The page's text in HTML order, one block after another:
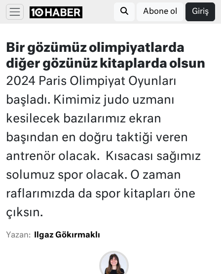
Abone ol Giriş
Bir gözümüz olimpiyatlarda
diğer gözünüz kitaplarda olsun
2024 Paris Olimpiyat Oyunları
başladı. Kimimiz judo uzmanı
kesilecek bazılarımız ekran
başından en doğru taktiği veren
antrenör olacak. Kısacası sağımız
solumuz spor olacak. O zaman
raflarımızda da spor kitapları öne
çıksın.
Yazan: Ilgaz Gökırmaklı